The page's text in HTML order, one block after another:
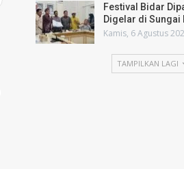
Festival Bidar
Digelar di Sungai
Kamis, 6 Agustus
TAMPILKAN LAGI